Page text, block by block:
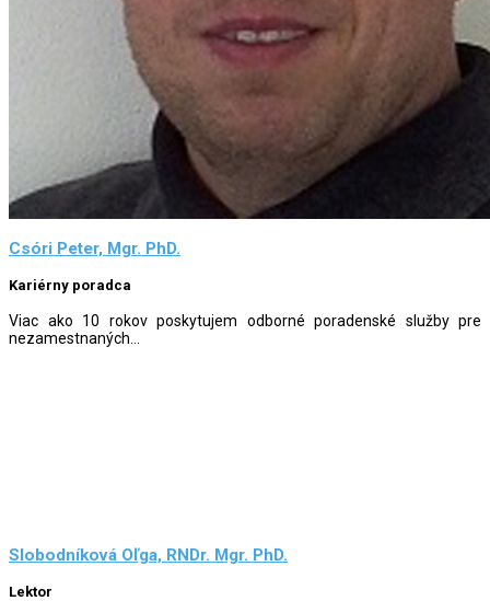
Csóri Peter, Mgr. PhD.
Kariérny poradca
Viac ako 10 rokov poskytujem odborné poradenské služby pre
nezamestnaných...
Slobodníková Oľga, RNDr. Mgr. PhD.
Lektor